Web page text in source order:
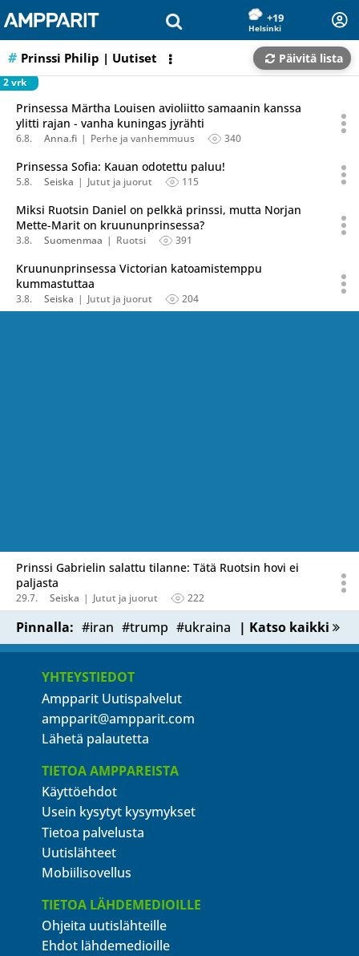
+19
Helsinki
Prinssi Philip | Uutiset Päivitä lista
2 vrk
Prinsessa Märtha Louisen avioliitto samaanin kanssa
ylitti rajan - vanha kuningas jyrähti
6.8. Anna.fi Perhe ja vanhemmuus 340
Prinsessa Sofia: Kauan odotettu paluu!
5.8. Seiska Jutut ja juorut 115
Miksi Ruotsin Daniel on pelkkä prinssi, mutta Norjan
Mette-Marit on kruununprinsessa?
3.8. Suomenmaa Ruotsi 391
Kruununprinsessa Victorian katoamistemppu
kummastuttaa
3.8. Seiska Jutut ja juorut 204
Prinssi Gabrielin salattu tilanne: Tätä Ruotsin hovi ei
paljasta
29.7. Seiska Jutut ja juorut 222
Pinnalla: #iran #trump #ukraina | Katso kaikki
YHTEYSTIEDOT
Ampparit Uutispalvelut
ampparit@ampparit.com
Lähetä palautetta
TIETOA AMPPAREISTA
Käyttöehdot
Usein kysytyt kysymykset
Tietoa palvelusta
Uutislähteet
Mobiilisovellus
TIETOA LÄHDEMEDIOILLE
Ohjeita uutislähteille
Ehdot lähdemedioille